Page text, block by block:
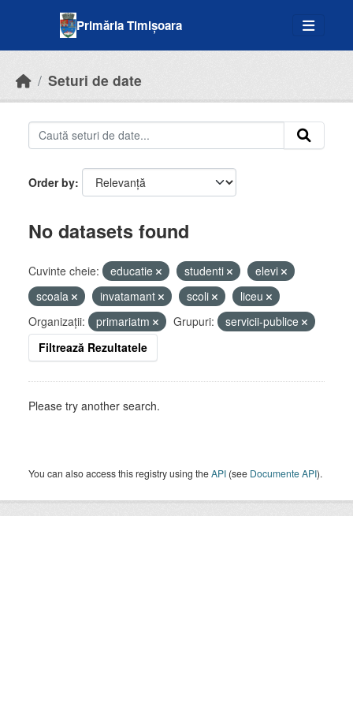
Primăria Timișoara
Seturi de date
Order by
No datasets found
Cuvinte cheie: educatie studenti
elevi
scoala
invatamant scoli
liceu
Organizații:
primariatm Grupuri:
servicii-publice
Filtrează Rezultatele
Please try another search.
You can also access this registry using theAPI (see Documente API).